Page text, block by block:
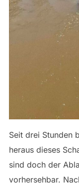
Seit drei Stunden
heraus dieses
sind doch der
vorhersehbar.